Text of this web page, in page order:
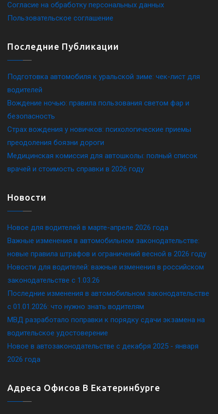
Согласие на обработку персональных данных
Пользовательское соглашение
Последние Публикации
Подготовка автомобиля к уральской зиме: чек-лист для
водителей
Вождение ночью: правила пользования светом фар и
безопасность
Страх вождения у новичков: психологические приемы
преодоления боязни дороги
Медицинская комиссия для автошколы: полный список
врачей и стоимость справки в 2026 году
Новости
Новое для водителей в марте-апреле 2026 года
Важные изменения в автомобильном законодательстве:
новые правила штрафов и ограничений весной в 2026 году
Новости для водителей: важные изменения в российском
законодательстве c 1.03.26
Последние изменения в автомобильном законодательстве
c 01.01.2026: что нужно знать водителям
МВД разработало поправки к порядку сдачи экзамена на
водительское удостоверение
Новое в автозаконодательстве с декабря 2025 - января
2026 года
Адреса Офисов В Екатеринбурге